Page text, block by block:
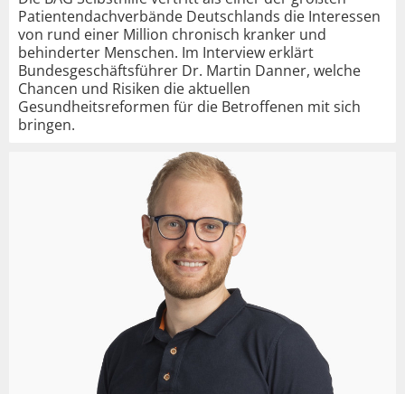
Patientendachverbände Deutschlands die Interessen
von rund einer Million chronisch kranker und
behinderter Menschen. Im Interview erklärt
Bundesgeschäftsführer Dr. Martin Danner, welche
Chancen und Risiken die aktuellen
Gesundheitsreformen für die Betroffenen mit sich
bringen.